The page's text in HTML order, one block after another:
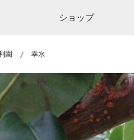
ショップ
園 幸水